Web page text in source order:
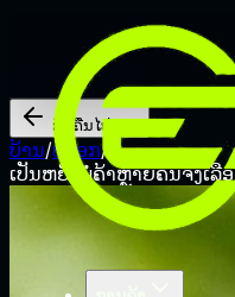
ກັບຄືນໄປບ່ອນ
ບ້ານ/ບລັອກ/
ເປັນຫຍັງພໍ່ຄ້າຫຼາຍຄົນຈຶ່ງເລື